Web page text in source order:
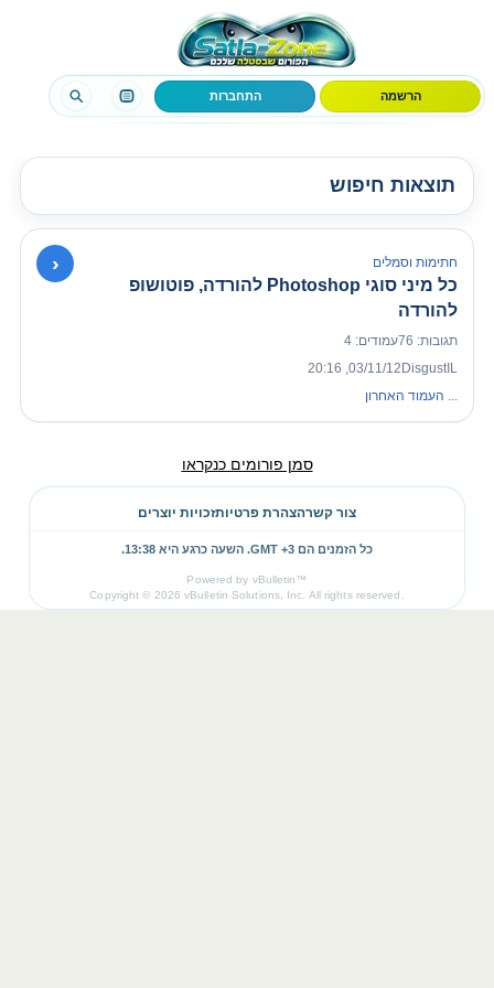
הרשמה התחברות
תוצאות חיפוש
› חתימות וסמלים
כל מיני סוגי Photoshop להורדה, פוטושופ
להורדה
תגובות: 76
עמודים: 4
DisgustIL
03/11/12, 20:16
... העמוד האחרון
סמן פורומים כנקראו
צור קשרהצהרת פרטיותזכויות יוצרים
כל הזמנים הם GMT +3. השעה כרגע היא 13:38
.
Powered by vBulletin™
Copyright © 2026 vBulletin Solutions, Inc. All rights reserved.